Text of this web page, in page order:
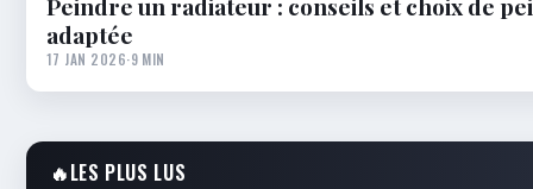
adaptée
17 JAN 2026·9 MIN
🔥LES PLUS LUS